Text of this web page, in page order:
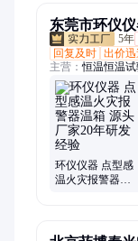
东莞市环仪
5年
回复及时 出价迅
主营：恒温恒温
境舱、VOC环境
环仪仪器 点型感
温火灾报警器温